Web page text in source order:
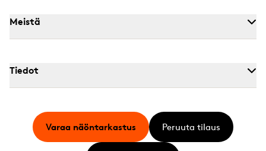
Meistä
Tiedot
Varaa näöntarkastus Peruuta tilaus